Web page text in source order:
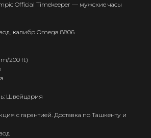
Official Timekeeper — мужские часы
калибр Omega 8806
200 ft)
Швейцария
с гарантией. Доставка по Ташкенту и